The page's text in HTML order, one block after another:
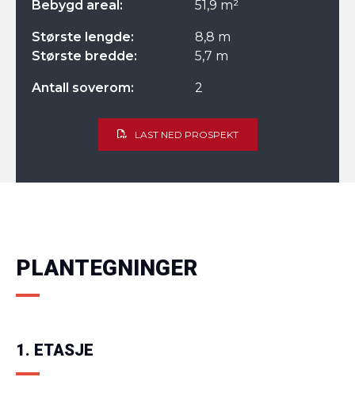
Bebygd areal:
51,9 m²
Største lengde:
8,8 m
Største bredde:
5,7 m
Antall soverom: 2
LAST NED PROSPEKT
PLANTEGNINGER
1. ETASJE